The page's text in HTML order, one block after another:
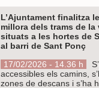
L’Ajuntament finalitza
millora dels trams de la
situats a les hortes de
al barri de Sant Ponç
17/02/2026 - 14.36 h
accessibles els camins,
zones de descans i s’ha